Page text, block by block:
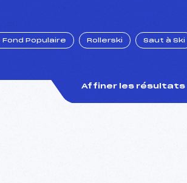
Fond Populaire Rollerski Saut à Ski
Affiner les résultats